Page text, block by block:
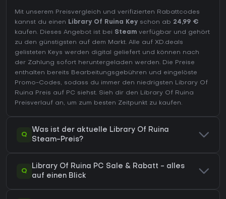
Mit unserem Preisvergleich und verifizierten Rabattcodes
kannst du einen Library Of Ruina Key schon ab 24,99 €
kaufen. Dieses Angebot ist bei Steam verfügbar und gehört
zu den günstigsten auf dem Markt. Alle auf XD.deals
gelisteten Keys werden digital geliefert und können nach
der Zahlung sofort heruntergeladen werden. Die Preise
enthalten bereits Bearbeitungsgebühren und eingelöste
Promo-Codes, sodass du immer den niedrigsten Library Of
Ruina Preis auf PC siehst. Sieh dir den Library Of Ruina
Preisverlauf an, um zum besten Zeitpunkt zu kaufen.
Q
Was ist der aktuelle Library Of Ruina
Steam-Preis?
Q
Library Of Ruina PC Sale & Rabatt - alles
auf einen Blick